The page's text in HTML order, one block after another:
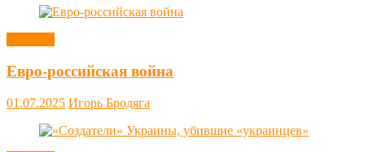
Евро-российская война
01.07.2025 Игорь Бродяга